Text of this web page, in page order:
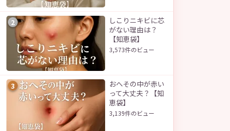
2
しこりニキビに芯
がない理由は？
【知恵袋】
3,573件のビュー
3
おへその中が赤い
って大丈夫？【知
恵袋】
3,139件のビュー